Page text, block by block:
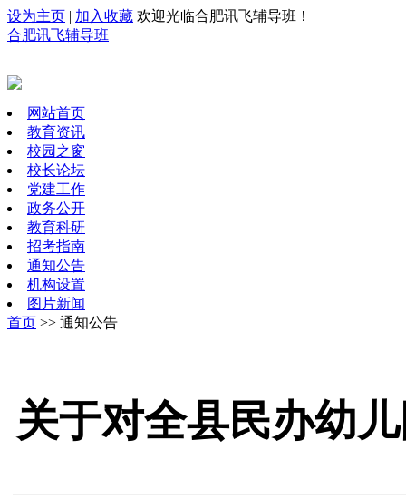
设为主页 | 加入收藏 欢迎光临合肥讯飞辅导班！
合肥讯飞辅导班
网站首页
教育资讯
校园之窗
校长论坛
党建工作
政务公开
教育科研
招考指南
通知公告
机构设置
图片新闻
首页 >> 通知公告
关于对全县民办幼